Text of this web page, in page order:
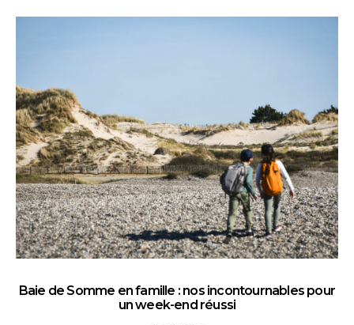
Baie de Somme en famille : nos incontournables pour
un week-end réussi